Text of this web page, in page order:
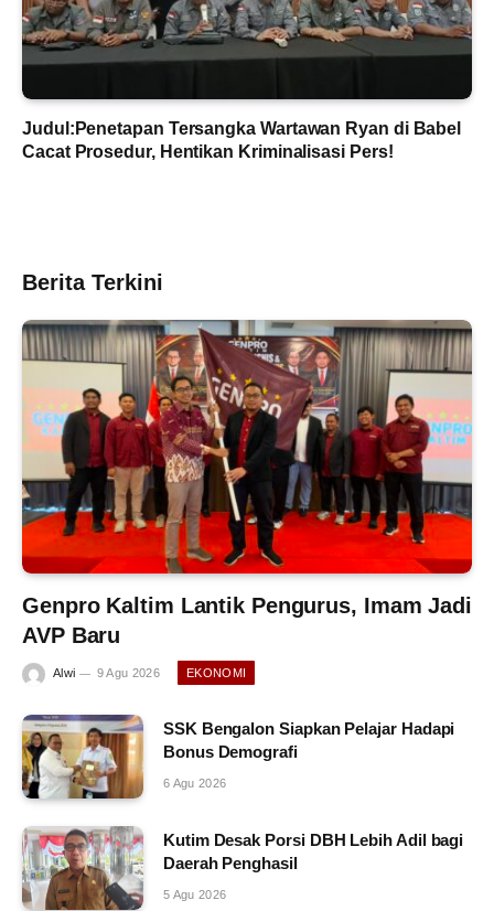
Judul:Penetapan Tersangka Wartawan Ryan di Babel
Cacat Prosedur, Hentikan Kriminalisasi Pers!
Berita Terkini
Genpro Kaltim Lantik Pengurus, Imam Jadi
AVP Baru
Alwi 9 Agu 2026 EKONOMI
SSK Bengalon Siapkan Pelajar Hadapi
Bonus Demografi
6 Agu 2026
Kutim Desak Porsi DBH Lebih Adil bagi
Daerah Penghasil
5 Agu 2026